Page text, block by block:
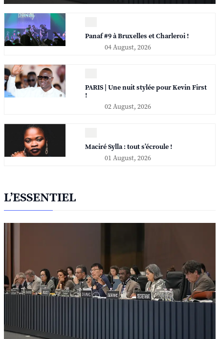
Panaf #9 à Bruxelles et Charleroi !
04 August, 2026
PARIS | Une nuit stylée pour Kevin First
!
02 August, 2026
Maciré Sylla : tout s’écroule !
01 August, 2026
L’ESSENTIEL